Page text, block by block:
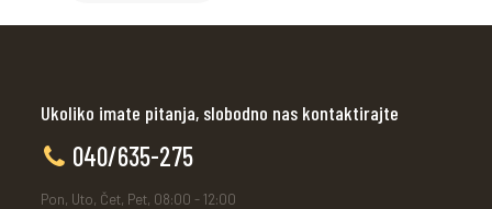
Ukoliko imate pitanja, slobodno nas kontaktirajte
040/635-275
Pon, Uto, Čet, Pet, 08:00 - 12:00